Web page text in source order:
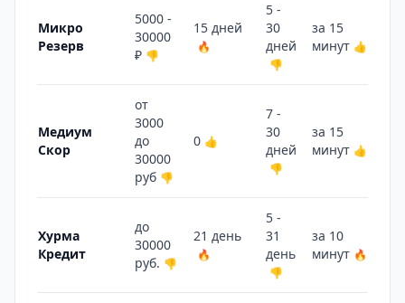
Микро
Резерв
5000 -
30000
₽ 👎
15 дней
🔥
5 -
30
дней
👎
за 15
минут 👍
Медиум
Скор
от
3000
до
30000
руб 👎
0 👍
7 -
30
дней
👎
за 15
минут 👍
Хурма
Кредит
до
30000
руб. 👎
21 день
🔥
5 -
31
день
👎
за 10
минут 🔥